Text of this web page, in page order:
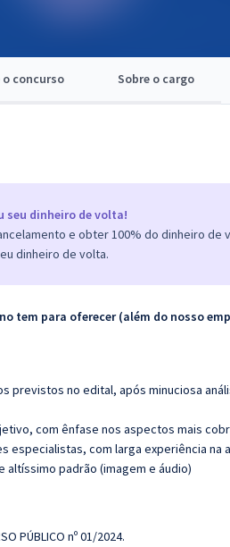
o concurso Sobre o cargo
dinheiro de volta!
e obter 100% do dinheiro de
dinheiro de volta.
tem para oferecer (além do nosso
previstos no edital, após minuciosa
com ênfase nos aspectos mais
especialistas, com larga experiência na
altíssimo padrão (imagem e áudio)
PÚBLICO nº 01/2024.